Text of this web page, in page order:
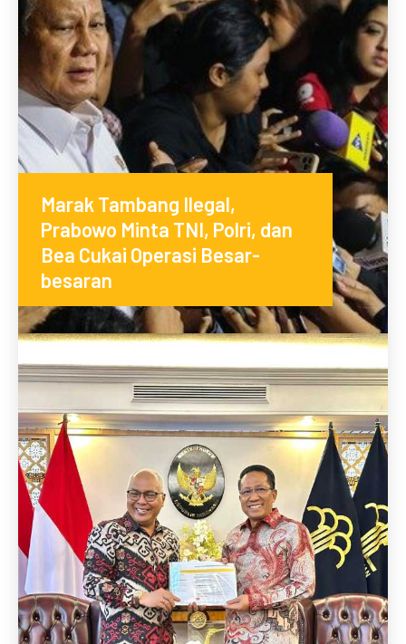
Marak Tambang Ilegal,
Prabowo Minta TNI, Polri, dan
Bea Cukai Operasi Besar-
besaran